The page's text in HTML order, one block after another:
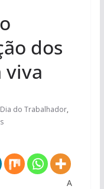
dos
viva
Dia do Trabalhador,
A